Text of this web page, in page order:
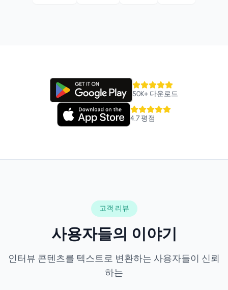
50K+ 다운로드
4.7평점
고객 리뷰
사용자들의 이야기
인터뷰 콘텐츠를 텍스트로 변환하는 사용자들이 신뢰
하는